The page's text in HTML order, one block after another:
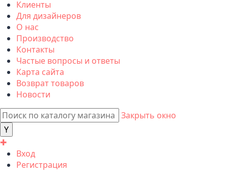
Клиенты
Для дизайнеров
О нас
Производство
Контакты
Частые вопросы и ответы
Карта сайта
Возврат товаров
Новости
Закрыть окно
✚
Вход
Регистрация